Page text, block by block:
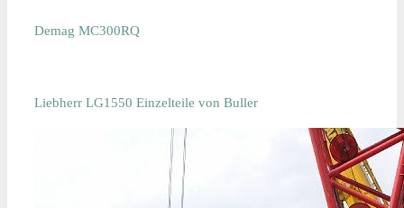
Demag MC300RQ
Liebherr LG1550 Einzelteile von Buller